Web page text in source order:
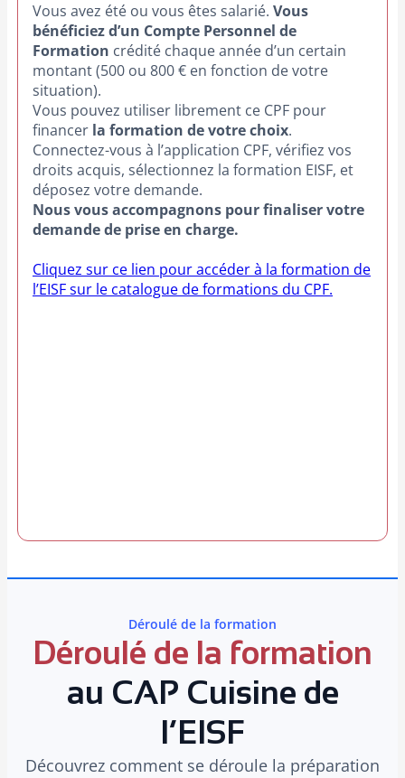
Vous avez été ou vous êtes salarié. Vous
bénéficiez d’un Compte Personnel de
Formation crédité chaque année d’un certain
montant (500 ou 800 € en fonction de votre
situation).
Vous pouvez utiliser librement ce CPF pour
financer la formation de votre choix.
Connectez-vous à l’application CPF, vérifiez vos
droits acquis, sélectionnez la formation EISF, et
déposez votre demande.
Nous vous accompagnons pour finaliser votre
demande de prise en charge.
Cliquez sur ce lien pour accéder à la formation de
l’EISF sur le catalogue de formations du CPF.
Déroulé de la formation
Déroulé de la formation
au CAP Cuisine de
l’EISF
Découvrez comment se déroule la préparation